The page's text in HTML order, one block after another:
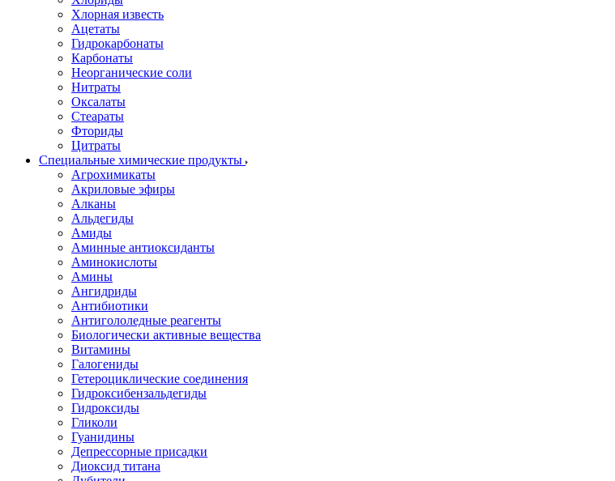
Хлорная известь
Ацетаты
Гидрокарбонаты
Карбонаты
Неорганические соли
Нитраты
Оксалаты
Стеараты
Фториды
Цитраты
Специальные химические продукты
Агрохимикаты
Акриловые эфиры
Алканы
Альдегиды
Амиды
Аминные антиоксиданты
Аминокислоты
Амины
Ангидриды
Антибиотики
Антигололедные реагенты
Биологически активные вещества
Витамины
Галогениды
Гетероциклические соединения
Гидроксибензальдегиды
Гидроксиды
Гликоли
Гуанидины
Депрессорные присадки
Диоксид титана